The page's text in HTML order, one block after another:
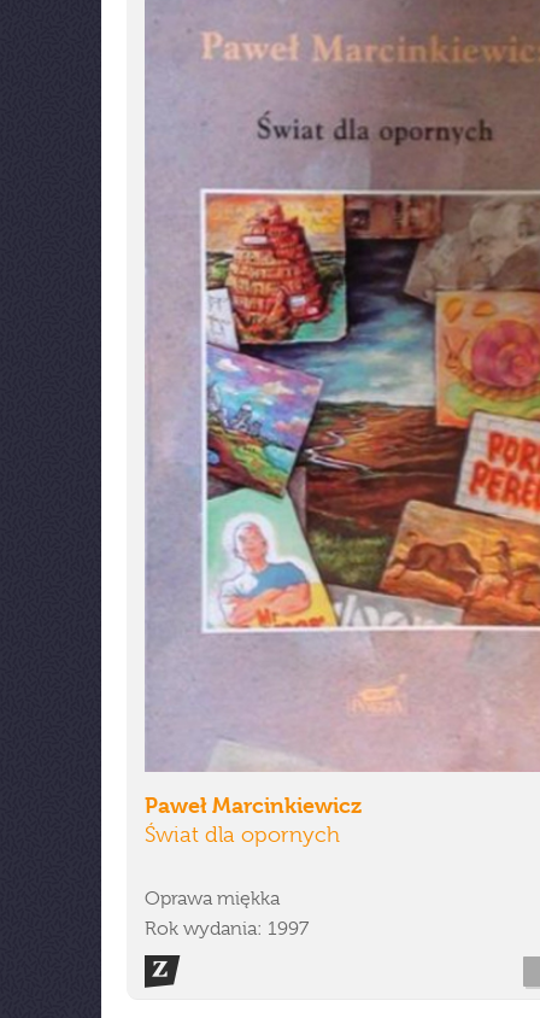
Paweł Marcinkiewicz
Świat dla opornych
Oprawa miękka
Rok wydania: 1997